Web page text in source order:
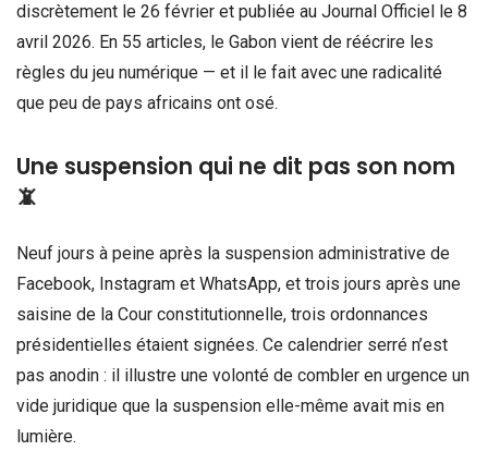
discrètement le 26 février et publiée au Journal Officiel le 8
avril 2026. En 55 articles, le Gabon vient de réécrire les
règles du jeu numérique — et il le fait avec une radicalité
que peu de pays africains ont osé.
Une suspension qui ne dit pas son nom
📵
Neuf jours à peine après la suspension administrative de
Facebook, Instagram et WhatsApp, et trois jours après une
saisine de la Cour constitutionnelle, trois ordonnances
présidentielles étaient signées. Ce calendrier serré n’est
pas anodin : il illustre une volonté de combler en urgence un
vide juridique que la suspension elle-même avait mis en
lumière.